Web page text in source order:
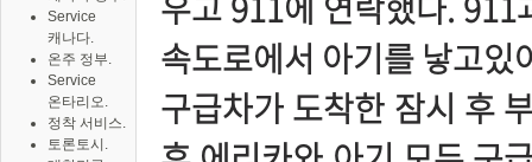
Service
캐나다.
온주 정부.
Service
온타리오.
정착 서비스.
토론토시.
속도로에서 아기를 낳고
구급차가 도착한 잠시 후